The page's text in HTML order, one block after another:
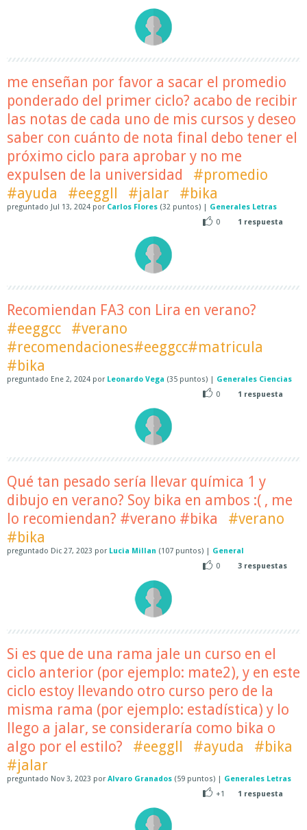
me enseñan por favor a sacar el promedio
ponderado del primer ciclo? acabo de recibir
las notas de cada uno de mis cursos y deseo
saber con cuánto de nota final debo tener el
próximo ciclo para aprobar y no me
expulsen de la universidad
#promedio
#ayuda
#eeggll #jalar #bika
preguntado Jul 13, 2024 por Carlos Flores (32 puntos) | Generales Letras
0
1 respuesta
Recomiendan FA3 con Lira en verano?
#eeggcc
#verano
#recomendaciones#eeggcc#matricula
#bika
preguntado Ene 2, 2024 por Leonardo Vega (35 puntos) | Generales Ciencias
0
1 respuesta
Qué tan pesado sería llevar química 1 y
dibujo en verano? Soy bika en ambos :( , me
lo recomiendan? #verano #bika
#verano
#bika
preguntado Dic 27, 2023 por Lucia Millan (107 puntos) | General
0
3 respuestas
Si es que de una rama jale un curso en el
ciclo anterior (por ejemplo: mate2), y en este
ciclo estoy llevando otro curso pero de la
misma rama (por ejemplo: estadística) y lo
llego a jalar, se consideraría como bika o
algo por el estilo?
#eeggll #ayuda
#bika
#jalar
preguntado Nov 3, 2023 por Alvaro Granados (59 puntos) | Generales Letras
+1
1 respuesta